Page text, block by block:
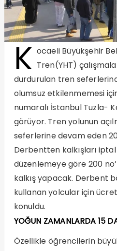
K ocaeli Büyükşehir
Tren(YHT)
durdurulan tren
olumsuz etkilenmemesi
numaralı İstanbul Tuzla-
görüyor. Tren yolunun
seferlerine devam eden
Derbentten kalkışları iptal
düzenlemeye göre 200
kalkış yapacak. Derbent
kullanan yolcular için
konuldu.
YOĞUN ZAMANLARDA 15
Özellikle öğrencilerin